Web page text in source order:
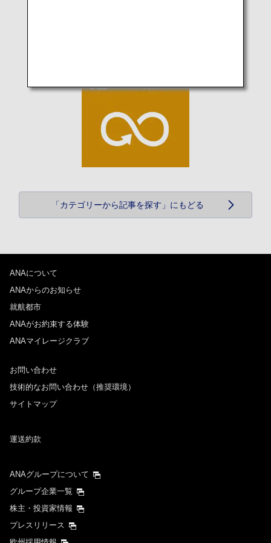
「カテゴリーから記事を探す」にもどる
ANAについて
ANAからのお知らせ
就航都市
ANAがお約束する体験
ANAマイレージクラブ
お問い合わせ
技術的なお問い合わせ（推奨環境）
サイトマップ
運送約款
ANAグループについて
グループ企業一覧
株主・投資家情報
プレスリリース